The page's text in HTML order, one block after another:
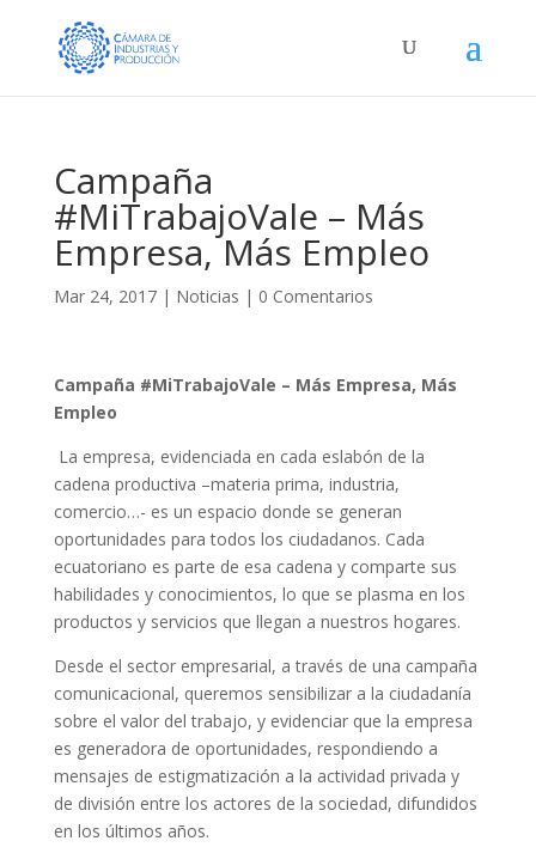
Campaña
#MiTrabajoVale – Más
Empresa, Más Empleo
Mar 24, 2017| Noticias | 0 Comentarios
Campaña #MiTrabajoVale – Más Empresa, Más
Empleo
La empresa, evidenciada en cada eslabón de la
cadena productiva –materia prima, industria,
comercio…- es un espacio donde se generan
oportunidades para todos los ciudadanos. Cada
ecuatoriano es parte de esa cadena y comparte sus
habilidades y conocimientos, lo que se plasma en los
productos y servicios que llegan a nuestros hogares.
Desde el sector empresarial, a través de una campaña
comunicacional, queremos sensibilizar a la ciudadanía
sobre el valor del trabajo, y evidenciar que la empresa
es generadora de oportunidades, respondiendo a
mensajes de estigmatización a la actividad privada y
de división entre los actores de la sociedad, difundidos
en los últimos años.